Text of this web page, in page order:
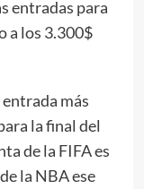
entradas para
a los 3.300$
entrada más
la final del
de la FIFA es
la NBA ese